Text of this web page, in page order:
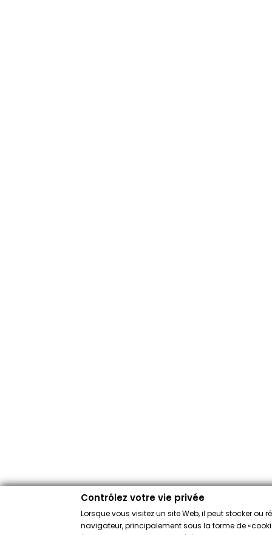
Contrôlez votre vie privée
Lorsque vous visitez un site Web, il peut stocker ou
navigateur, principalement sous la forme de